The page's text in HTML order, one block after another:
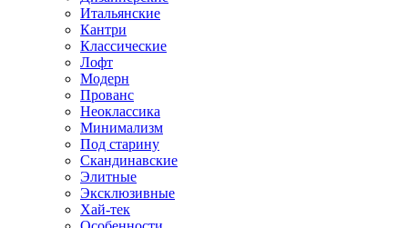
Итальянские
Кантри
Классические
Лофт
Модерн
Прованс
Неоклассика
Минимализм
Под старину
Скандинавские
Элитные
Эксклюзивные
Хай-тек